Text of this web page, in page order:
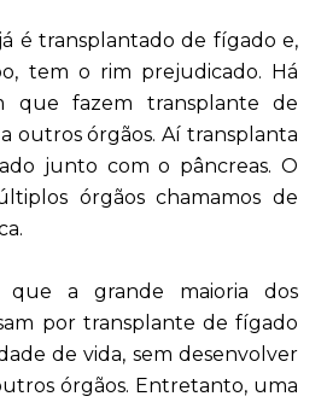
é transplantado de fígado e,
tem o rim prejudicado. Há
que fazem transplante de
outros órgãos. Aí transplanta
junto com o pâncreas. O
órgãos chamamos de
que a grande maioria dos
por transplante de fígado
de vida, sem desenvolver
órgãos. Entretanto, uma